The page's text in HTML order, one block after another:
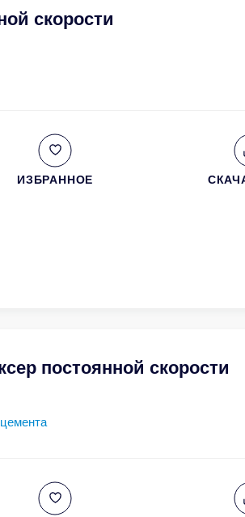
скорости
ИЗБРАННОЕ
постоянной скорости